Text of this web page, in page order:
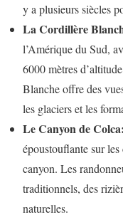
y a plusieurs siècles
La Cordillère
l’Amérique du Sud,
6000 mètres
Blanche offre des
les glaciers et les
Le Canyon de Colca:
époustouflante sur
canyon. Les
traditionnels, des
naturelles.